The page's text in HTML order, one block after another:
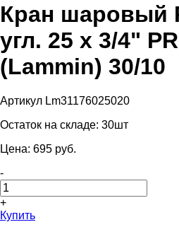
Кран шаровый
угл. 25 х 3/4"
(Lammin) 30/10
Артикул Lm31176025020
Остаток на складе: 30шт
Цена: 695 pуб.
-
+
Купить